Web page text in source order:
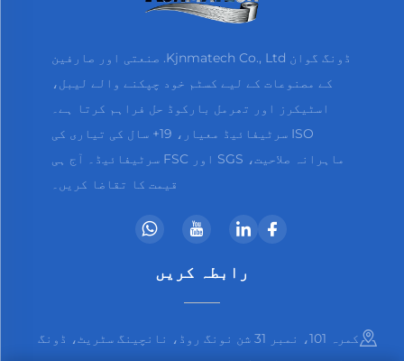
ڈونگ گوان Kjnmatech Co., Ltd. صنعتی اور صارفین
کے مصنوعات کے لیے کسٹم خود چپکنے والے لیبل،
اسٹیکرز اور تھرمل بارکوڈ حل فراہم کرتا ہے۔
ISO سرٹیفائیڈ معیار، 19+ سال کی تیاری کی
ماہرانہ صلاحیت، SGS اور FSC سرٹیفائیڈ۔ آج ہی
قیمت کا تقاضا کریں۔
رابطہ کریں
کمرہ 101، نمبر 31 شن نونگ روڈ، نانچینگ سٹریٹ، ڈونگ